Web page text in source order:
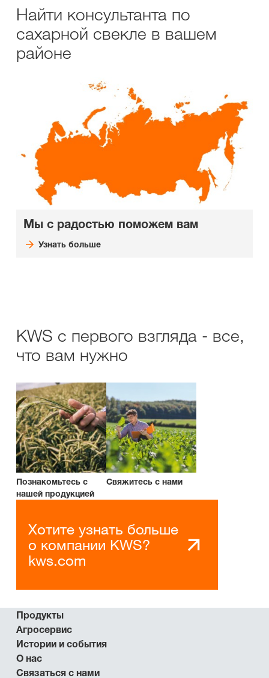
Найти консультанта по
сахарной свекле в вашем
районе
Мы с радостью поможем вам
Узнать больше
KWS с первого взгляда - все,
что вам нужно
Познакомьтесь с
нашей продукцией
Свяжитесь с нами
Хотите узнать больше
о компании KWS?
kws.com
Продукты
Агросервис
Истории и события
О нас
Связаться с нами